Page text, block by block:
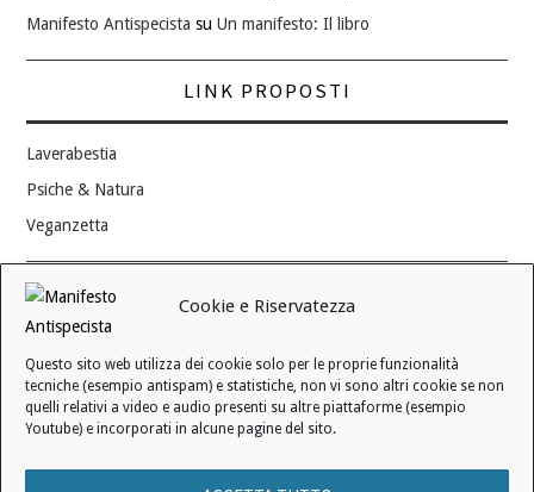
Cookie e Riservatezza
Questo sito web utilizza dei cookie solo per le proprie funzionalità
tecniche (esempio antispam) e statistiche, non vi sono altri cookie se non
quelli relativi a video e audio presenti su altre piattaforme (esempio
Youtube) e incorporati in alcune pagine del sito.
Manifesto Antispecista suUn manifesto: Il libro
LINK PROPOSTI
Laverabestia
Psiche & Natura
Veganzetta
Modifica consenso ai cookie
REVOCA IL TUO CONSENSO
Stato attuale: Negato